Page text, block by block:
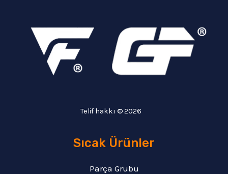
Telif hakkı © 2026
Sıcak Ürünler
Parça Grubu